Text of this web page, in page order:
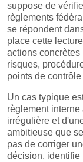
suppose de
règlements
se répondent
place cette
actions
risques,
points de
Un cas typique
règlement
irrégulière et
ambitieuse que
pas de corriger
décision, identifie